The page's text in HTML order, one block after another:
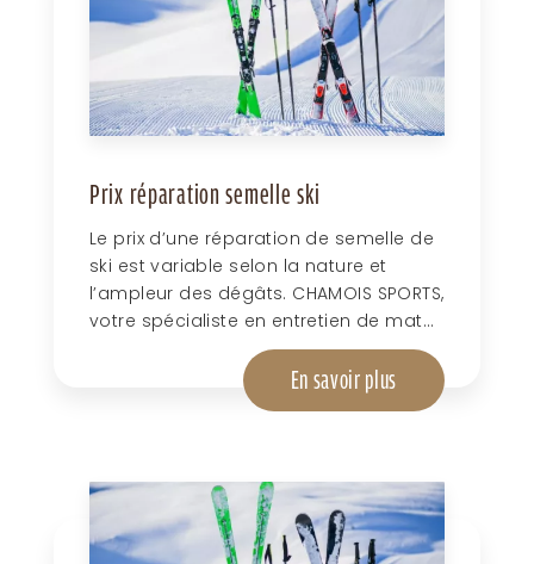
Prix réparation semelle ski
Le prix d’une réparation de semelle de
ski est variable selon la nature et
l’ampleur des dégâts. CHAMOIS SPORTS,
votre spécialiste en entretien de mat...
En savoir plus